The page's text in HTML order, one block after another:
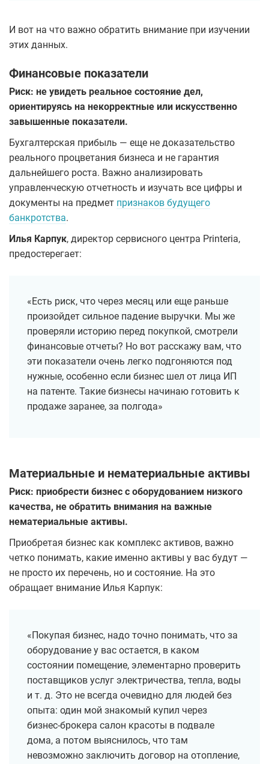
И вот на что важно обратить внимание при изучении
этих данных.
Финансовые показатели
Риск: не увидеть реальное состояние дел,
ориентируясь на некорректные или искусственно
завышенные показатели.
Бухгалтерская прибыль — еще не доказательство
реального процветания бизнеса и не гарантия
дальнейшего роста. Важно анализировать
управленческую отчетность и изучать все цифры и
документы на предмет признаков будущего
банкротства.
Илья Карпук, директор сервисного центра Printeria,
предостерегает:
«Есть риск, что через месяц или еще раньше
произойдет сильное падение выручки. Мы же
проверяли историю перед покупкой, смотрели
финансовые отчеты? Но вот расскажу вам, что
эти показатели очень легко подгоняются под
нужные, особенно если бизнес шел от лица ИП
на патенте. Такие бизнесы начинаю готовить к
продаже заранее, за полгода»
Материальные и нематериальные активы
Риск: приобрести бизнес с оборудованием низкого
качества, не обратить внимания на важные
нематериальные активы.
Приобретая бизнес как комплекс активов, важно
четко понимать, какие именно активы у вас будут —
не просто их перечень, но и состояние. На это
обращает внимание Илья Карпук:
«Покупая бизнес, надо точно понимать, что за
оборудование у вас остается, в каком
состоянии помещение, элементарно проверить
поставщиков услуг электричества, тепла, воды
и т. д. Это не всегда очевидно для людей без
опыта: один мой знакомый купил через
бизнес-брокера салон красоты в подвале
дома, а потом выяснилось, что там
невозможно заключить договор на отопление,